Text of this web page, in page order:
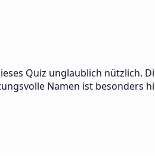
Quiz unglaublich nützlich.
Namen ist besonders